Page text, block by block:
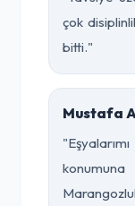
çok
bitti."
Mustafa